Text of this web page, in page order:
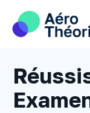
content